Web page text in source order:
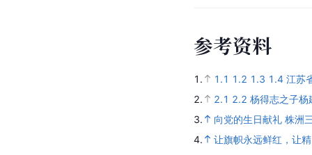
参考资料
1. 1.1 1.2 1.3 1.4 江苏
2.
2.1 2.2 杨得志之子杨
3.
向党的生日献礼 株洲
4.
让旗帜永远鲜红，让